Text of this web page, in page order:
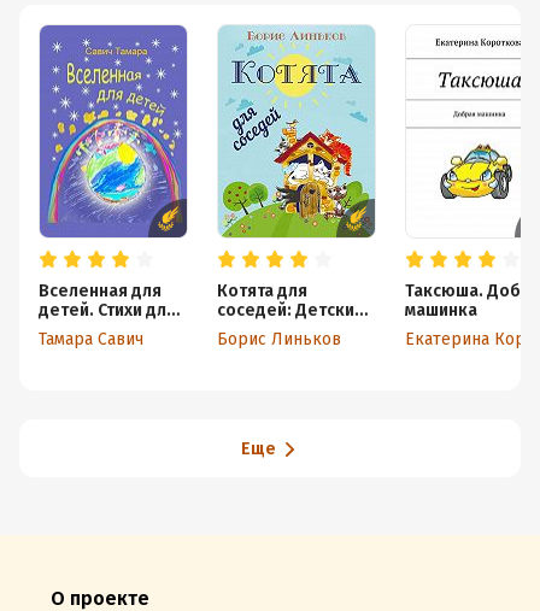
Вселенная для
детей. Стихи для
детей
Тамара Савич
Котята для
соседей: Детские
стихи с
иллюстрациями
Борис Линьков
Таксюша.
машинка
Еще
О проекте